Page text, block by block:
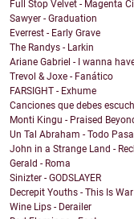
Full Stop Velvet - Magenta
Sawyer - Graduation
Everrest - Early Grave
The Randys - Larkin
Ariane Gabriel - I wanna
Trevol & Joxe - Fanático
FARSIGHT - Exhume
Canciones que debes
Monti Kingu - Praised
Un Tal Abraham - Todo Pasa
John in a Strange Land -
Gerald - Roma
Sinizter - GODSLAYER
Decrepit Youths - This Is War
Wine Lips - Derailer